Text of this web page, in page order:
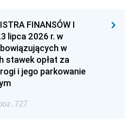
FINANSÓW I
lipca 2026 r. w
w
stawek opłat za
i jego parkowanie
727